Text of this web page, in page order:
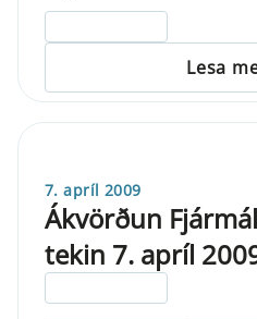
Lesa
7. apríl 2009
Ákvörðun
tekin 7. apríl